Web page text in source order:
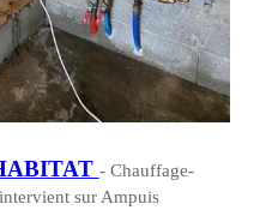
- Chauffage-
sur Ampuis